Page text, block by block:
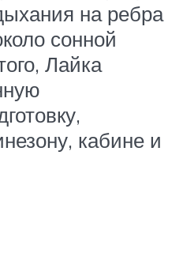
на ребра
сонной
Лайка
кабине и